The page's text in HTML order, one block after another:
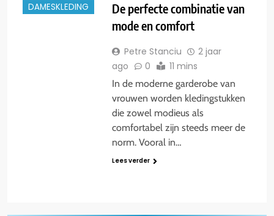
DAMESKLEDING
De perfecte combinatie van
mode en comfort
Petre Stanciu
2 jaar
ago
0 11 mins
In de moderne garderobe van
vrouwen worden kledingstukken
die zowel modieus als
comfortabel zijn steeds meer de
norm. Vooral in…
Lees verder